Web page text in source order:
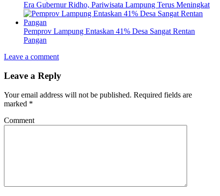
Era Gubernur Ridho, Pariwisata Lampung Terus Meningkat
Pemprov Lampung Entaskan 41% Desa Sangat Rentan
Pangan
Leave a comment
Leave a Reply
Your email address will not be published. Required fields are
marked *
Comment